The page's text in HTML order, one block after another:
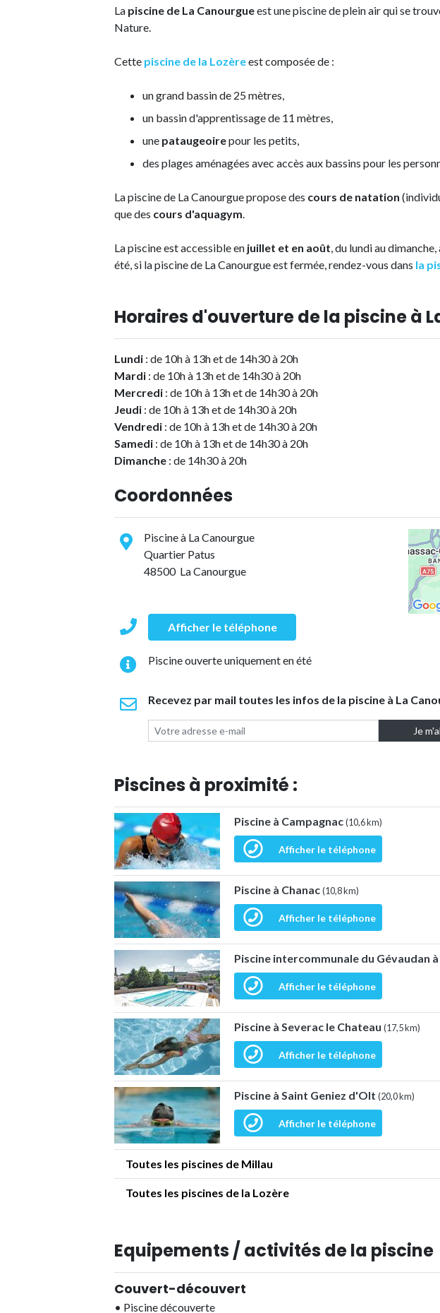
La piscine de La Canourgueest une piscine de plein air qui se
Nature.
Cette piscine de la Lozèreest composée de :
un grand bassin de 25 mètres,
un bassin d'apprentissage de 11 mètres,
une pataugeoirepour les petits,
des plages aménagées avec accès aux bassins pour les
La piscine de La Canourgue propose des cours de natation
que des cours d'aquagym.
La piscine est accessible en juillet et en août, du lundi au dimanche,
été, si la piscine de La Canourgue est fermée, rendez-vous dans la
Horaires d'ouverture de la piscine à
Lundi : de 10h à 13h et de 14h30 à 20h
Mardi : de 10h à 13h et de 14h30 à 20h
Mercredi : de 10h à 13h et de 14h30 à 20h
Jeudi : de 10h à 13h et de 14h30 à 20h
Vendredi : de 10h à 13h et de 14h30 à 20h
Samedi : de 10h à 13h et de 14h30 à 20h
Dimanche : de 14h30 à 20h
Coordonnées
Piscine à La Canourgue
Quartier Patus
48500 La Canourgue
Afficher le téléphone
Piscine ouverte uniquement en été
Recevez par mail toutes les infos de la piscine à La
Piscines à proximité :
Piscine à Campagnac(10,6 km)
Afficher le téléphone
Piscine à Chanac(10,8 km)
Afficher le téléphone
Piscine intercommunale du Gévaudan
Afficher le téléphone
Piscine à Severac le Chateau (17,5 km)
Afficher le téléphone
Piscine à Saint Geniez d'Olt (20,0 km)
Afficher le téléphone
Toutes les piscines de Millau
Toutes les piscines de la Lozère
Equipements / activités de la piscine
Couvert-découvert
• Piscine découverte